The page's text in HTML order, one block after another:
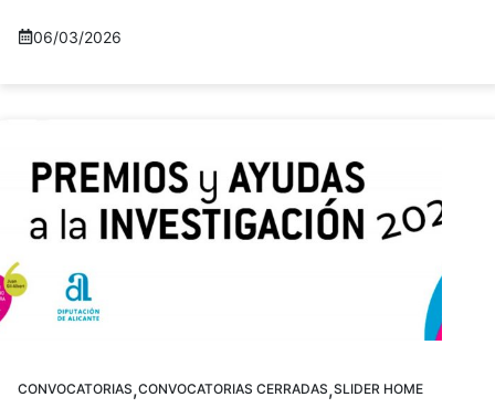
06/03/2026
CONVOCATORIAS,CONVOCATORIAS CERRADAS,SLIDER HOME